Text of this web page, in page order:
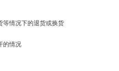
等情况下的退货或换货
的情况